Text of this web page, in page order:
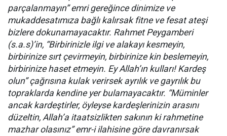
parçalanmayın” emri gereğince dinimize ve
mukaddesatımıza bağlı kalırsak fitne ve fesat ateşi
bizlere dokunamayacaktır. Rahmet Peygamberi
(s.a.s)’in, “Birbirinizle ilgi ve alakayı kesmeyin,
birbirinize sırt çevirmeyin, birbirinize kin beslemeyin,
birbirinize haset etmeyin. Ey Allah’ın kulları! Kardeş
olun” çağrısına kulak verirsek ayrılık ve gayrılık bu
topraklarda kendine yer bulamayacaktır. “Müminler
ancak kardeştirler, öyleyse kardeşlerinizin arasını
düzeltin, Allah’a itaatsizlikten sakının ki rahmetine
mazhar olasınız” emr-i ilahisine göre davranırsak